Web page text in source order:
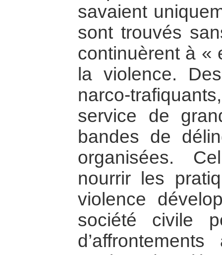
savaient
sont trouvés
continuèrent à «
la violence.
narco-
service de
bandes de
organisées.
nourrir les
violence
société civile